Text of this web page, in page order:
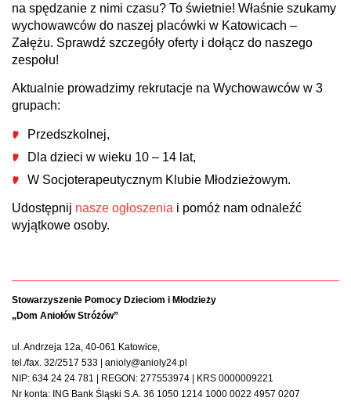
na spędzanie z nimi czasu? To świetnie! Właśnie szukamy
wychowawców do naszej placówki w Katowicach –
Załężu. Sprawdź szczegóły oferty i dołącz do naszego
zespołu!
Aktualnie prowadzimy rekrutacje na Wychowawców w 3
grupach:
Przedszkolnej,
Dla dzieci w wieku 10 – 14 lat,
W Socjoterapeutycznym Klubie Młodzieżowym.
Udostępnij nasze ogłoszenia i pomóż nam odnaleźć
wyjątkowe osoby.
Stowarzyszenie Pomocy Dzieciom i Młodzieży
„Dom Aniołów Stróżów”
ul. Andrzeja 12a, 40-061 Katowice,
tel./fax. 32/2517 533 | anioly@anioly24.pl
NIP: 634 24 24 781 | REGON: 277553974 | KRS 0000009221
Nr konta: ING Bank Śląski S.A. 36 1050 1214 1000 0022 4957 0207